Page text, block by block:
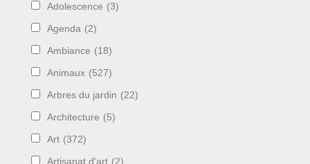
Adolescence (3)
Agenda (2)
Ambiance (18)
Animaux (527)
Arbres du jardin (22)
Architecture (5)
Art (372)
Artisanat d'art (2)